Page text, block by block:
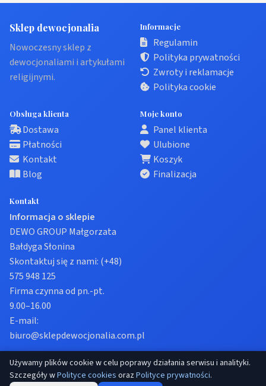
Sklep dewocjonalia
Nowoczesny sklep z
dewocjonaliami i artykułami
religijnymi.
Informacje
Regulamin
Polityka prywatności
Zwroty i reklamacje
Polityka cookie
Obsługa klienta
Dostawa
Płatności
Kontakt
Blog
Moje konto
Panel klienta
Ulubione
Koszyk
Finalizacja
Kontakt
Informacja o sklepie
DEWO GROUP Małgorzata
Bałdyga Słonina
Skontaktuj się z nami: (+48)
575 948 125
Firma czynna od pn.-pt.
9.00–16.00
E-mail:
biuro@sklepdewocjonalia.com.pl
© 2026 Sklep dewocjonalia. Wszelkie prawa zastrzeżone.
Używamy plików cookie w celu poprawy działania serwisu i analityki.
Szczegóły wPolityce cookies orazPolityce prywatności.